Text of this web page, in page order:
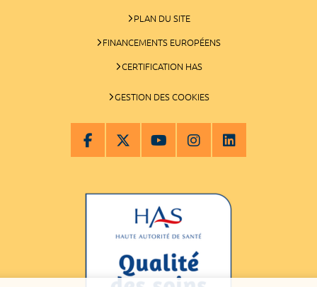
PLAN DU SITE
FINANCEMENTS EUROPÉENS
CERTIFICATION HAS
GESTION DES COOKIES